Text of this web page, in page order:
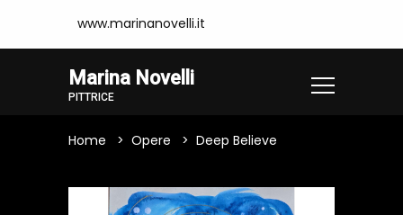
www.marinanovelli.it
Marina Novelli
PITTRICE
Home Opere Deep Believe